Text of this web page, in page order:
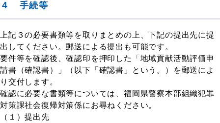
４ 手続等
上記３の必要書類等を取りまとめの上、下記の提出先に提
出してください。郵送による提出も可能です。
要件等を確認後、確認印を押印した「地域貢献活動評価申
請書（確認書）」（以下「確認書」という。）を郵送によ
り交付します。
確認に必要な書類等については、福岡県警察本部組織犯罪
対策課社会復帰対策係にお尋ねください。
（１）提出先